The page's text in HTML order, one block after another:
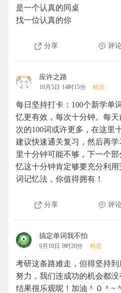
是一个认真的同桌
找一位认真的你
分享 评
应许之路
10月5日 14时15分 精选
每日坚持打卡：100个新学单
忆更有效，每次十分钟。每
次的100词或许更多，在这里
建议快速通关复习，然后再
里十分钟可能不够，下一个
忆这十分钟肯定够要充分利
词记忆法，你值得拥有！
分享 评
搞定单词我不怕
9月10日 9时20分 精选
考研这条路难走，但得坚持
努力，我们连成功的机会都
结果很乐观呢！加油＾０＾~